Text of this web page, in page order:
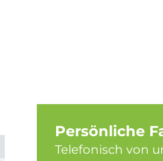
Persönliche
Telefonisch von